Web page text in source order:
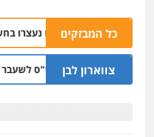
כל המבזקים
תל שבע: שניים נעצרו בחשד
צווארון לבן
כתב אישום: יו"ר ש"ס לשעבר